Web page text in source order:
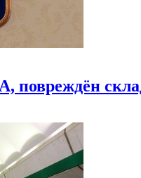
повреждён